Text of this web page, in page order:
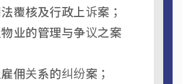
覆核及行政上诉案；
业的管理与争议之案
佣关系的纠纷案；